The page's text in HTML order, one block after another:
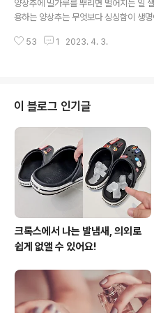
장고 등에 두기만 하면 탈취 효과 만점이
를 사용했을 때보다 음식물이 훨씬 덜 달
양상추에 밀가루를 뿌리면 벌어지는 일
용하는 양상추는 무엇보다 싱싱함이 생
요. 제가 그 이유를 알려드릴게요! 여러분
생수를 사용해주시고요. 뚜껑을 닫은 상태
면 1~2일 정도는 아주 싱싱해요. 보관기
싶다면 진공포장을 추천할게요. 양상추
는 물에 세척해서 물기를 빼 주세요. 작
에 소량으로 나눠서 담아 주시고요. 공기
공상태로 밀봉시켜주세요. 저는 빨대로 공
53 1 2023. 4. 3.
이 블로그 인기글
크록스에서 나는 발냄새, 의외로
쉽게 없앨 수 있어요!